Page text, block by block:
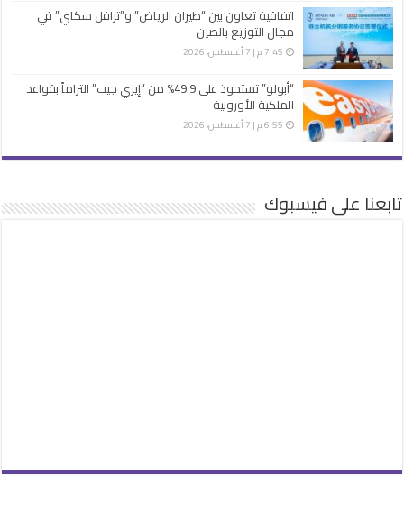
اتفاقية تعاون بين “طيران الرياض” و”ترافل سكاي” في
مجال التوزيع بالصين
7:45 م | 7 أغسطس، 2026
“أبولو” تستحوذ على 49.9% من “إيزي جيت” التزاماً بقواعد
الملكية الأوروبية
6:55 م | 7 أغسطس، 2026
تابعنا على فيسبوك